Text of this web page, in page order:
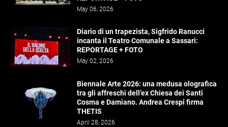
May 06, 2026
Diario di un trapezista, Sigfrido Ranucci
incanta il Teatro Comunale a Sassari:
REPORTAGE + FOTO
May 02, 2026
Biennale Arte 2026: una medusa olografica
tra gli affreschi dell’ex Chiesa dei Santi
Cosma e Damiano. Andrea Crespi firma
THETIS
April 28, 2026